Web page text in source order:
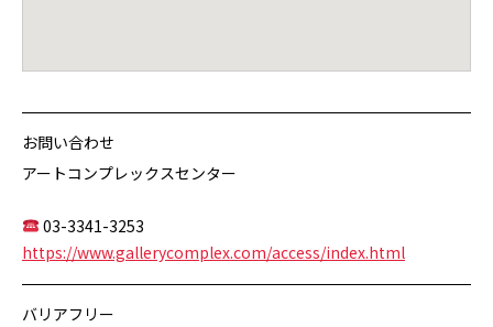
お問い合わせ
アートコンプレックスセンター
03-3341-3253
https://www.gallerycomplex.com/access/index.html
バリアフリー